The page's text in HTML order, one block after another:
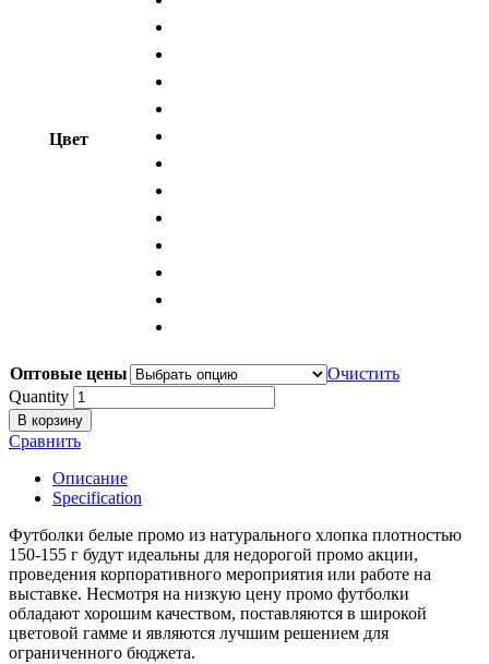
Цвет
Оптовые цены
Очистить
Quantity
В корзину
Сравнить
Описание
Specification
Футболки белые промо из натурального хлопка плотностью
150-155 г будут идеальны для недорогой промо акции,
проведения корпоративного мероприятия или работе на
выставке. Несмотря на низкую цену промо футболки
обладают хорошим качеством, поставляются в широкой
цветовой гамме и являются лучшим решением для
ограниченного бюджета.